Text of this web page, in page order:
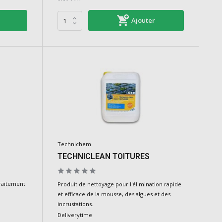
Ajouter
Technichem
TECHNICLEAN TOITURES
Produit de nettoyage pour l'élimination rapide
et efficace de la mousse, des algues et des
incrustations.
Deliverytime